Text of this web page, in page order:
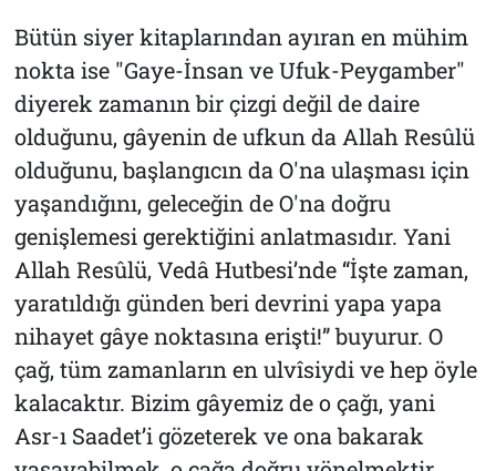
Bütün siyer kitaplarından ayıran en mühim
nokta ise "Gaye-İnsan ve Ufuk-Peygamber"
diyerek zamanın bir çizgi değil de daire
olduğunu, gâyenin de ufkun da Allah Resûlü
olduğunu, başlangıcın da O'na ulaşması için
yaşandığını, geleceğin de O'na doğru
genişlemesi gerektiğini anlatmasıdır. Yani
Allah Resûlü, Vedâ Hutbesi’nde “İşte zaman,
yaratıldığı günden beri devrini yapa yapa
nihayet gâye noktasına erişti!”buyurur. O
çağ, tüm zamanların en ulvîsiydi ve hep öyle
kalacaktır. Bizim gâyemiz de o çağı, yani
Asr-ı Saadet’i gözeterek ve ona bakarak